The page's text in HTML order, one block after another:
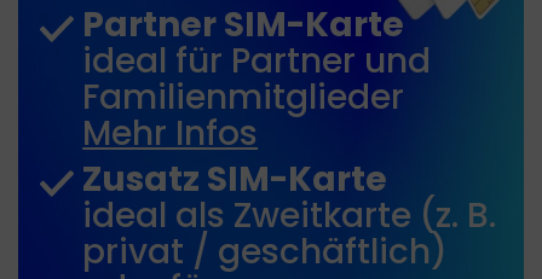
Partner SIM-Karte
ideal für Partner und
Familienmitglieder
Mehr Infos
Zusatz SIM-Karte
ideal als Zweitkarte (z. B.
privat / geschäftlich)